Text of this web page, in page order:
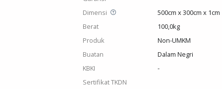
Dimensi
500cm x 300cm x 1cm
Berat
100,0kg
Produk
Non-UMKM
Buatan
Dalam Negri
KBKI
-
Sertifikat TKDN